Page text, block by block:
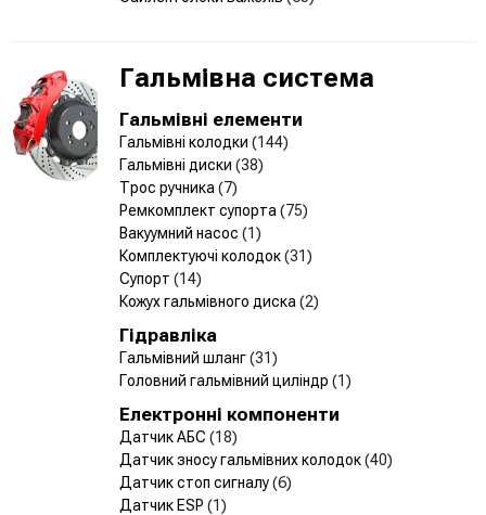
Гальмівна система
Гальмівні елементи
Гальмівні колодки (144)
Гальмівні диски (38)
Трос ручника (7)
Ремкомплект супорта (75)
Вакуумний насос (1)
Комплектуючі колодок(31)
Супорт (14)
Кожух гальмівного диска (2)
Гідравліка
Гальмівний шланг(31)
Головний гальмівний циліндр (1)
Електронні компоненти
Датчик АБС (18)
Датчик зносу гальмівних колодок(40)
Датчик стоп сигналу(6)
Датчик ESP (1)